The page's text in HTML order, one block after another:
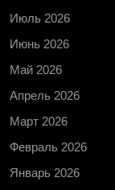
Июль 2026
Июнь 2026
Май 2026
Апрель 2026
Март 2026
Февраль 2026
Январь 2026